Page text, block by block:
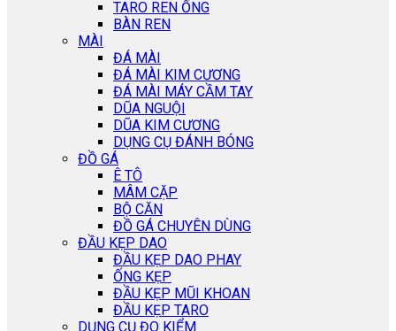
TARO REN ỐNG
BÀN REN
MÀI
ĐÁ MÀI
ĐÁ MÀI KIM CƯƠNG
ĐÁ MÀI MÁY CẦM TAY
DŨA NGUỘI
DŨA KIM CƯƠNG
DỤNG CỤ ĐÁNH BÓNG
ĐỒ GÁ
Ê TÔ
MÂM CẶP
BỘ CĂN
ĐỒ GÁ CHUYÊN DÙNG
ĐẦU KẸP DAO
ĐẦU KẸP DAO PHAY
ỐNG KẸP
ĐẦU KẸP MŨI KHOAN
ĐẦU KẸP TARO
DỤNG CỤ ĐO KIỂM